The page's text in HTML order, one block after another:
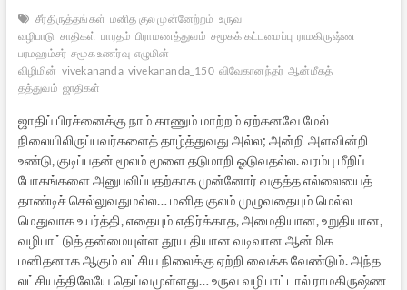
சீர்திருத்தங்கள் மனித குல முன்னேற்றம் உருவ
வழிபாடு சாதிகள் பாரதம் பிராமணத்துவம் சமூகக் கட்டமைப்பு ராமகிருஷ்ண
பரமஹம்சர் சமூக உணர்வு எழுமின்
விழிமின் vivekananda vivekananda_150 விவேகானந்தர் ஆன்மீகத்
தத்துவம் ஜாதிகள்
ஜாதிப் பிரச்னைக்கு நாம் காணும் மாற்றம் ஏற்கனவே மேல்
நிலையிலிருப்பவர்களைத் தாழ்த்துவது அல்ல; அன்றி அளவின்றி
உண்டு, குடிப்பதன் மூலம் மூளை தடுமாறி ஓடுவதல்ல. வரம்பு மீறிப்
போகங்களை அனுபவிப்பதற்காக முன்னோர் வகுத்த எல்லையைத்
தாண்டிச் செல்லுவதுமல்ல… மனித குலம் முழுவதையும் மெல்ல
மெதுவாக உயர்த்தி, எதையும் எதிர்க்காத, அமைதியான, உறுதியான,
வழிபாட்டுத் தன்மையுள்ள தூய தியான வடிவான ஆன்மிக
மனிதனாக ஆகும் லட்சிய நிலைக்கு ஏற்றி வைக்க வேண்டும். அந்த
லட்சியத்திலேயே தெய்வமுள்ளது… உருவ வழிபாட்டால் ராமகிருஷ்ண